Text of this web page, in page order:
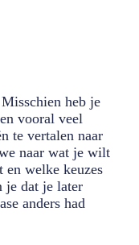
heb je
vooral veel
te vertalen naar
naar wat je wilt
en welke keuzes
je dat je later
anders had